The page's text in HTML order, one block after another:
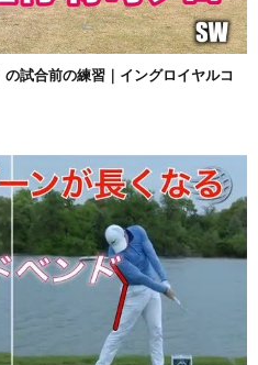
の試合前の練習｜イングロイヤルコ